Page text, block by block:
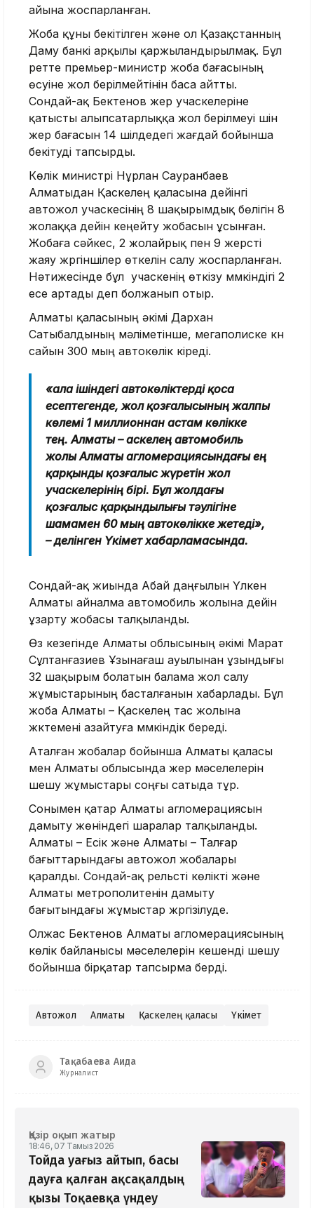
айына жоспарланған.
Жоба құны бекітілген және ол Қазақстанның
Даму банкі арқылы қаржыландырылмақ. Бұл
ретте премьер-министр жоба бағасының
өсуіне жол берілмейтінін баса айтты.
Сондай-ақ Бектенов жер учаскелеріне
қатысты алыпсатарлыққа жол берілмеуі үшін
жер бағасын 14 шілдедегі жағдай бойынша
бекітуді тапсырды.
Көлік министрі Нұрлан Сауранбаев
Алматыдан Қаскелең қаласына дейінгі
автожол учаскесінің 8 шақырымдық бөлігін 8
жолаққа дейін кеңейту жобасын ұсынған.
Жобаға сәйкес, 2 жолайрық пен 9 жерүсті
жаяу жүргіншілер өткелін салу жоспарланған.
Нәтижесінде бұл учаскенің өткізу мүмкіндігі 2
есе артады деп болжанып отыр.
Алматы қаласының әкімі Дархан
Сатыбалдының мәліметінше, мегаполиске күн
сайын 300 мың автокөлік кіреді.
«Қала ішіндегі автокөліктерді қоса
есептегенде, жол қозғалысының жалпы
көлемі 1 миллионнан астам көлікке
тең. Алматы – Қаскелең автомобиль
жолы Алматы агломерациясындағы ең
қарқынды қозғалыс жүретін жол
учаскелерінің бірі. Бұл жолдағы
қозғалыс қарқындылығы тәулігіне
шамамен 60 мың автокөлікке жетеді»,
– делінген Үкімет хабарламасында.
Сондай-ақ жиында Абай даңғылын Үлкен
Алматы айналма автомобиль жолына дейін
ұзарту жобасы талқыланды.
Өз кезегінде Алматы облысының әкімі Марат
Сұлтанғазиев Ұзынағаш ауылынан ұзындығы
32 шақырым болатын балама жол салу
жұмыстарының басталғанын хабарлады. Бұл
жоба Алматы – Қаскелең тас жолына
жүктемені азайтуға мүмкіндік береді.
Аталған жобалар бойынша Алматы қаласы
мен Алматы облысында жер мәселелерін
шешу жұмыстары соңғы сатыда тұр.
Сонымен қатар Алматы агломерациясын
дамыту жөніндегі шаралар талқыланды.
Алматы – Есік және Алматы – Талғар
бағыттарындағы автожол жобалары
қаралды. Сондай-ақ рельсті көлікті және
Алматы метрополитенін дамыту
бағытындағы жұмыстар жүргізілуде.
Олжас Бектенов Алматы агломерациясының
көлік байланысы мәселелерін кешенді шешу
бойынша бірқатар тапсырма берді.
Автожол Алматы Қаскелең қаласы Үкімет
Тақабаева Аида
Журналист
Қазір оқып жатыр
18:46, 07 Тамыз 2026
Тойда уағыз айтып, басы
дауға қалған ақсақалдың
қызы Тоқаевқа үндеу